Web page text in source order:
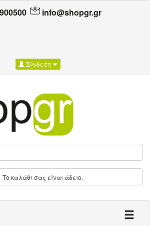
info@shopgr.gr
Σύνδεση
Το καλάθι σας είναι άδειο.
Toggle